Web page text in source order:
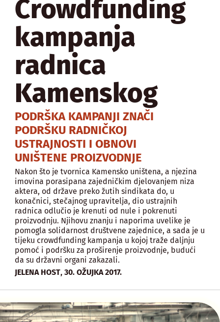
Crowdfunding
kampanja
radnica
Kamenskog
PODRŠKA KAMPANJI ZNAČI
PODRŠKU RADNIČKOJ
USTRAJNOSTI I OBNOVI
UNIŠTENE PROIZVODNJE
Nakon što je tvornica Kamensko uništena, a njezina
imovina porasipana zajedničkim djelovanjem niza
aktera, od države preko žutih sindikata do, u
konačnici, stečajnog upravitelja, dio ustrajnih
radnica odlučio je krenuti od nule i pokrenuti
proizvodnju. Njihovu znanju i naporima uvelike je
pomogla solidarnost društvene zajednice, a sada je u
tijeku crowdfunding kampanja u kojoj traže daljnju
pomoć i podršku za proširenje proizvodnje, budući
da su državni organi zakazali.
JELENA HOST, 30. OŽUJKA 2017.